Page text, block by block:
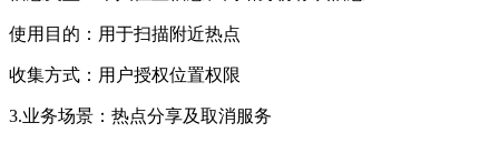
使用目的：用于扫描附近热点
收集方式：用户授权位置权限
3.业务场景：热点分享及取消服务